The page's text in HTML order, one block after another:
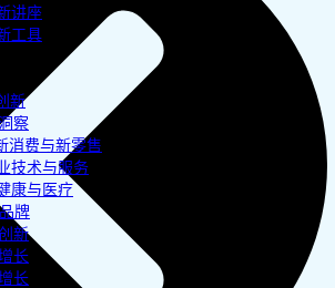
讲座
工具
新
察
消费与新零售
技术与服务
康与医疗
牌
新
长
长